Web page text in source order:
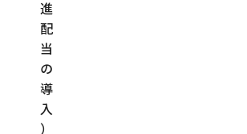
進
配
当
の
導
入
）